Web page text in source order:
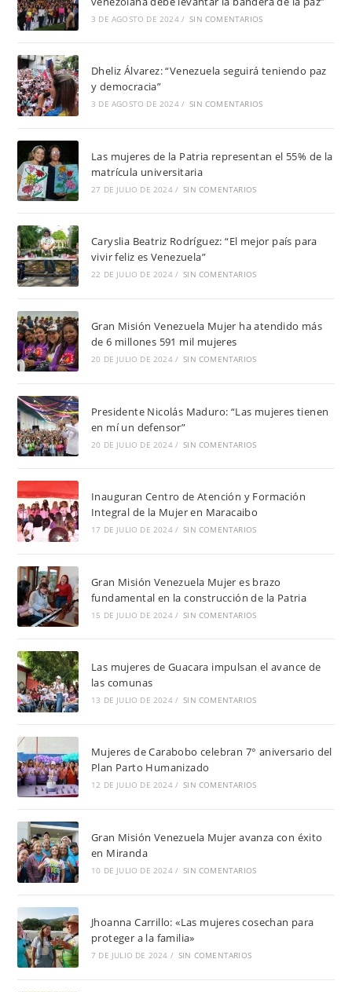
3 DE AGOSTO DE 2024 / SIN COMENTARIOS
Dheliz Álvarez: “Venezuela seguirá teniendo paz
y democracia”
3 DE AGOSTO DE 2024 / SIN COMENTARIOS
Las mujeres de la Patria representan el 55% de la
matrícula universitaria
27 DE JULIO DE 2024 / SIN COMENTARIOS
Caryslia Beatriz Rodríguez: “El mejor país para
vivir feliz es Venezuela”
22 DE JULIO DE 2024 / SIN COMENTARIOS
Gran Misión Venezuela Mujer ha atendido más
de 6 millones 591 mil mujeres
20 DE JULIO DE 2024 / SIN COMENTARIOS
Presidente Nicolás Maduro: “Las mujeres tienen
en mí un defensor”
20 DE JULIO DE 2024 / SIN COMENTARIOS
Inauguran Centro de Atención y Formación
Integral de la Mujer en Maracaibo
17 DE JULIO DE 2024 / SIN COMENTARIOS
Gran Misión Venezuela Mujer es brazo
fundamental en la construcción de la Patria
15 DE JULIO DE 2024 / SIN COMENTARIOS
Las mujeres de Guacara impulsan el avance de
las comunas
13 DE JULIO DE 2024 / SIN COMENTARIOS
Mujeres de Carabobo celebran 7° aniversario del
Plan Parto Humanizado
12 DE JULIO DE 2024 / SIN COMENTARIOS
Gran Misión Venezuela Mujer avanza con éxito
en Miranda
10 DE JULIO DE 2024 / SIN COMENTARIOS
Jhoanna Carrillo: «Las mujeres cosechan para
proteger a la familia»
7 DE JULIO DE 2024 / SIN COMENTARIOS